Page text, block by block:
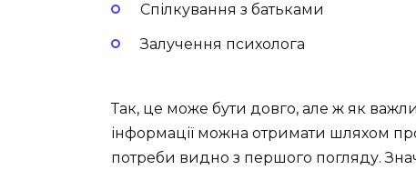
Спілкування з батьками
Залучення психолога
Так, це може бути довго, але ж як
інформації можна отримати шляхом
потреби видно з першого погляду.